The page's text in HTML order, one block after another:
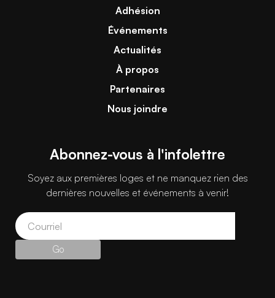
Adhésion
Événements
Actualités
À propos
Partenaires
Nous joindre
Abonnez-vous à l'infolettre
Soyez aux premières loges et ne manquez rien des
dernières nouvelles et événements à venir!